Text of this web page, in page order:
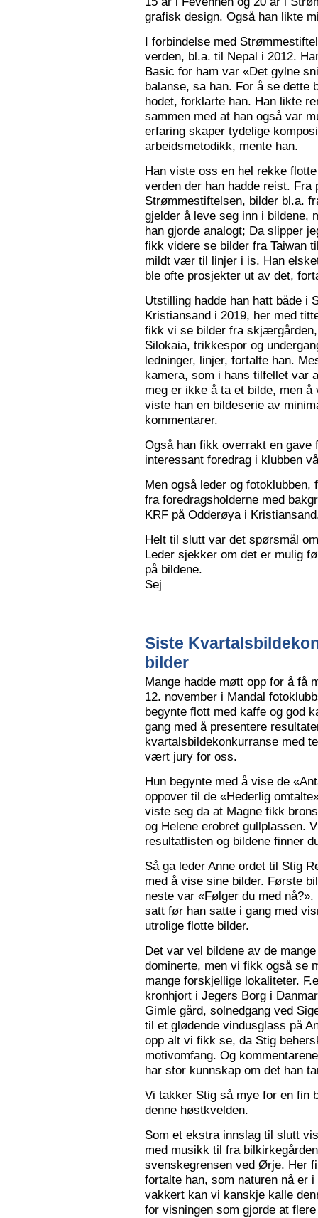
grafisk design. Også han likte
I forbindelse med
verden, bl.a. til Nepal i 2012.
Basic for ham var «Det gylne
balanse, sa han. For å se dette
hodet, forklarte han. Han likte
sammen med at han også var
erfaring skaper tydelige
arbeidsmetodikk, mente han.
Han viste oss en hel rekke
verden der han hadde reist. Fra
Strømmestiftelsen, bilder bl.a.
gjelder å leve seg inn i bildene,
han gjorde analogt; Da slipper
fikk videre se bilder fra Taiwan
mildt vær til linjer i is. Han
ble ofte prosjekter ut av det,
Utstilling hadde han hatt både i
Kristiansand i 2019, her med
fikk vi se bilder fra
Silokaia, trikkespor og
ledninger, linjer, fortalte han.
kamera, som i hans tilfellet var
meg er ikke å ta et bilde, men
viste han en bildeserie av
kommentarer.
Også han fikk overrakt en gave
interessant foredrag i klubben
Men også leder og
fra foredragsholderne med
KRF på Odderøya i
Helt til slutt var det spørsmål
Leder sjekker om det er mulig
på bildene.
Sej
Siste
bilder
Mange hadde møtt opp for å få
12. november i Mandal
begynte flott med kaffe og god
gang med å presentere
kvartalsbildekonkurranse med
vært jury for oss.
Hun begynte med å vise de
oppover til de «Hederlig
viste seg da at Magne fikk
og Helene erobret gullplassen.
resultatlisten og bildene finner
Så ga leder Anne ordet til Stig
med å vise sine bilder. Første
neste var «Følger du med
satt før han satte i gang med
utrolige flotte bilder.
Det var vel bildene av de
dominerte, men vi fikk også se
mange forskjellige lokaliteter.
kronhjort i Jegers Borg i
Gimle gård, solnedgang ved
til et glødende vindusglass på
opp alt vi fikk se, da Stig
motivomfang. Og
har stor kunnskap om det han
Vi takker Stig så mye for en fin
denne høstkvelden.
Som et ekstra innslag til slutt
med musikk til fra
svenskegrensen ved Ørje. Her
fortalte han, som naturen nå er
vakkert kan vi kanskje kalle
for visningen som gjorde at